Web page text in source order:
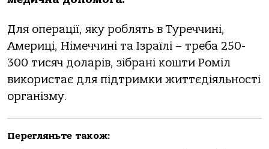
Для операції, яку роблять в Туреччині,
Америці, Німеччині та Ізраїлі – треба 250-
300 тисяч доларів, зібрані кошти Роміл
використає для підтримки життєдіяльності
організму.
Перегляньте також: